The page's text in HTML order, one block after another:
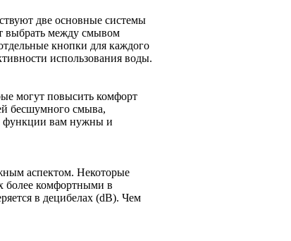
две основные системы
выбрать между смывом
кнопки для каждого
использования воды.
могут повысить комфорт
бесшумного смыва,
функции вам нужны и
аспектом. Некоторые
более комфортными в
в децибелах (dB). Чем